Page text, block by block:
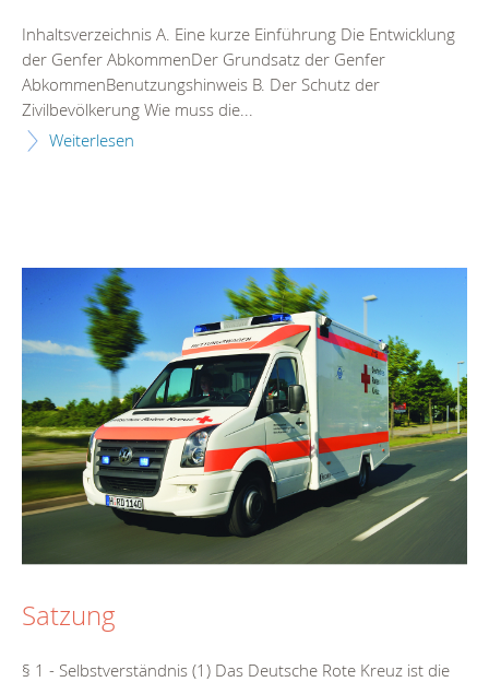
Inhaltsverzeichnis A. Eine kurze Einführung Die Entwicklung
der Genfer AbkommenDer Grundsatz der Genfer
AbkommenBenutzungshinweis B. Der Schutz der
Zivilbevölkerung Wie muss die...
Weiterlesen
Satzung
§ 1 - Selbstverständnis (1) Das Deutsche Rote Kreuz ist die